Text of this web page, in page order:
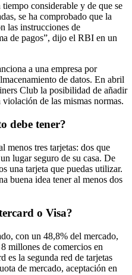
considerable y de que se
se ha comprobado que la
las instrucciones de
de pagos”, dijo el RBI en un
a una empresa por
de datos. En abril
Club la posibilidad de añadir
de las mismas normas.
debe tener?
menos tres tarjetas: dos que
lugar seguro de su casa. De
una tarjeta que puedas utilizar.
buena idea tener al menos dos
o Visa?
con un 48,8% del mercado,
millones de comercios en
es la segunda red de tarjetas
de mercado, aceptación en